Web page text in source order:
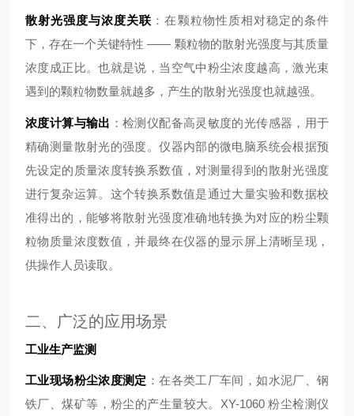
散射光强度与浓度关联 ：在颗粒物性质相对稳定的条件
下，存在一个关键特性 —— 颗粒物的散射光强度与其质量
浓度成正比。也就是说，当空气中粉尘浓度越高，激光束
遇到的颗粒物数量就越多，产生的散射光强度也就越强。
浓度计算与输出 ：检测仪配备高灵敏度的光传感器，用于
精确测量散射光的强度。仪器内部的微电脑系统会根据预
先设定的质量浓度转换系数值，对测量得到的散射光强度
进行复杂运算。这个转换系数值是通过大量实验和数据校
准得出的，能够将散射光强度准确地转换为对应的粉尘颗
粒物质量浓度数值，并最终在仪器的显示屏上清晰呈现，
供操作人员读取。
二、广泛的应用场景
工业生产监测
工业现场粉尘浓度测定 ：在各类工厂车间，如水泥厂、钢
铁厂、煤矿等，粉尘的产生量较大。XY-1060 粉尘检测仪